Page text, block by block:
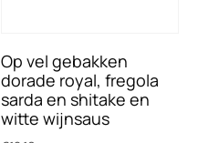
Op vel gebakken
dorade royal, fregola
sarda en shitake en
witte wijnsaus